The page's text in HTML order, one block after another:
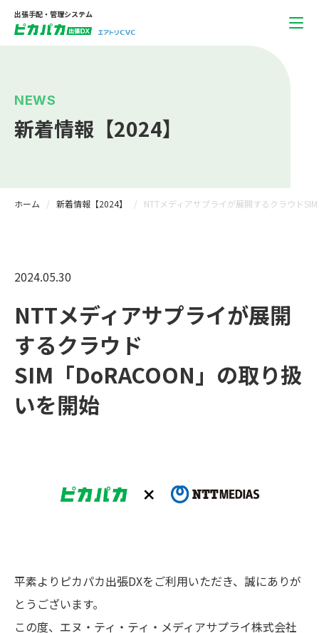
出張手配・管理システム
NEWS
新着情報【2024】
ホーム 新着情報【2024】 NTTメディアサプライが展開するクラウド
2024.05.30
NTTメディアサプライが展開
するクラウド
SIM「DoRACOON」の取り扱
いを開始
平素よりピカパカ出張DXをご利用いただき、誠にありが
とうございます。
この度、エヌ・ティ・ティ・メディアサプライ株式会社